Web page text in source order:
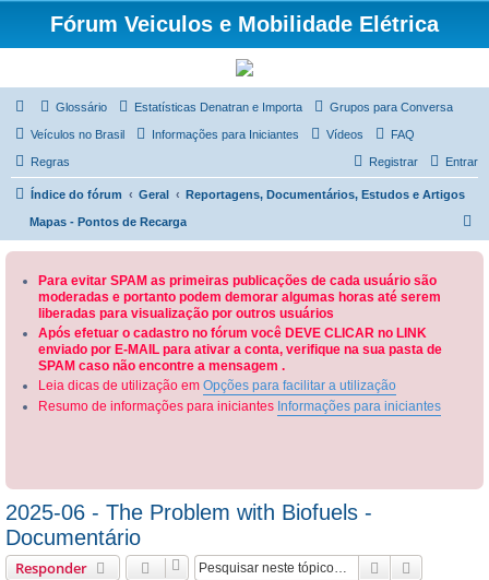
Fórum Veiculos e Mobilidade Elétrica
Glossário Estatísticas Denatran e Importa Grupos para Conversa
Veículos no Brasil Informações para Iniciantes Vídeos FAQ
Regras Entrar
Registrar
Índice do fórum Geral Reportagens, Documentários, Estudos e Artigos
Mapas - Pontos de Recarga
Para evitar SPAM as primeiras publicações de cada usuário são
moderadas e portanto podem demorar algumas horas até serem
liberadas para visualização por outros usuários
Após efetuar o cadastro no fórum você DEVE CLICAR no LINK
enviado por E-MAIL para ativar a conta, verifique na sua pasta de
SPAM caso não encontre a mensagem .
Leia dicas de utilização em Opções para facilitar a utilização
Resumo de informações para iniciantes Informações para iniciantes
2025-06 - The Problem with Biofuels -
Documentário
Responder Pesquisar